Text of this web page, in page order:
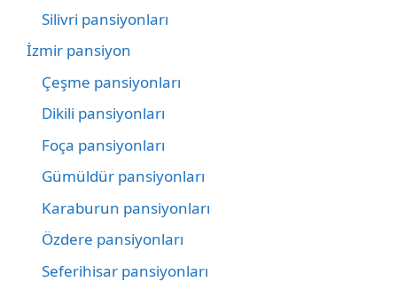
Silivri pansiyonları
İzmir pansiyon
Çeşme pansiyonları
Dikili pansiyonları
Foça pansiyonları
Gümüldür pansiyonları
Karaburun pansiyonları
Özdere pansiyonları
Seferihisar pansiyonları